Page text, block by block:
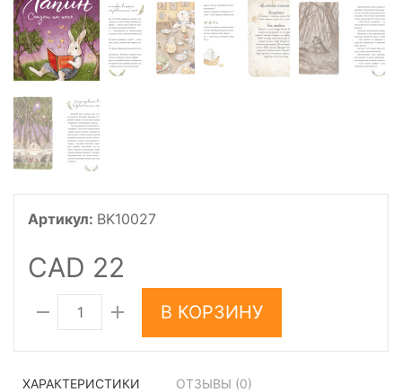
Артикул: BK10027
CAD 22
В КОРЗИНУ
ХАРАКТЕРИСТИКИ ОТЗЫВЫ (0)